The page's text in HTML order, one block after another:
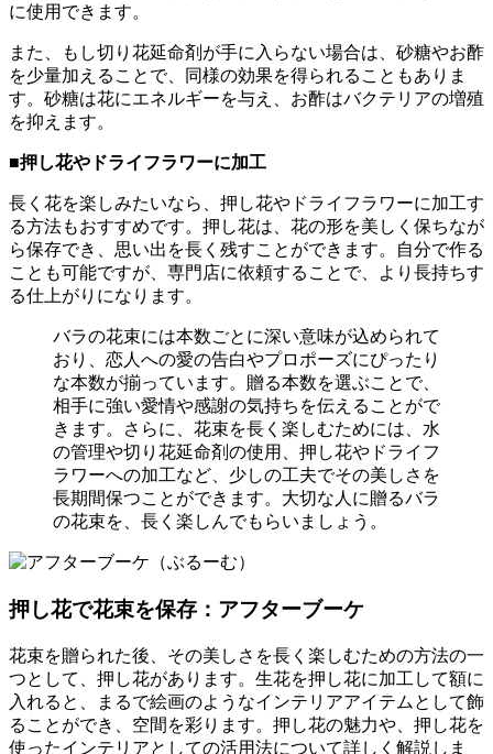
に使用できます。
また、もし切り花延命剤が手に入らない場合は、砂糖やお酢
を少量加えることで、同様の効果を得られることもありま
す。砂糖は花にエネルギーを与え、お酢はバクテリアの増殖
を抑えます。
■押し花やドライフラワーに加工
長く花を楽しみたいなら、押し花やドライフラワーに加工す
る方法もおすすめです。押し花は、花の形を美しく保ちなが
ら保存でき、思い出を長く残すことができます。自分で作る
ことも可能ですが、専門店に依頼することで、より長持ちす
る仕上がりになります。
バラの花束には本数ごとに深い意味が込められて
おり、恋人への愛の告白やプロポーズにぴったり
な本数が揃っています。贈る本数を選ぶことで、
相手に強い愛情や感謝の気持ちを伝えることがで
きます。さらに、花束を長く楽しむためには、水
の管理や切り花延命剤の使用、押し花やドライフ
ラワーへの加工など、少しの工夫でその美しさを
長期間保つことができます。大切な人に贈るバラ
の花束を、長く楽しんでもらいましょう。
押し花で花束を保存：アフターブーケ
花束を贈られた後、その美しさを長く楽しむための方法の一
つとして、押し花があります。生花を押し花に加工して額に
入れると、まるで絵画のようなインテリアアイテムとして飾
ることができ、空間を彩ります。押し花の魅力や、押し花を
使ったインテリアとしての活用法について詳しく解説しま